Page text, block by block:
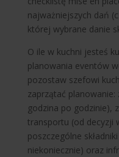
najważniejszych dań
której wybrane danie
O ile w kuchni jesteś
planowania eventów
pozostaw szefowi
zaprzątać
godzina po godzinie),
transportu (od decyzji
poszczególne
niekoniecznie) oraz